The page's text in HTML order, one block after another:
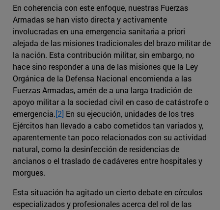
En coherencia con este enfoque, nuestras Fuerzas
Armadas se han visto directa y activamente
involucradas en una emergencia sanitaria a priori
alejada de las misiones tradicionales del brazo militar de
la nación. Esta contribución militar, sin embargo, no
hace sino responder a una de las misiones que la Ley
Orgánica de la Defensa Nacional encomienda a las
Fuerzas Armadas, amén de a una larga tradición de
apoyo militar a la sociedad civil en caso de catástrofe o
emergencia.[2] En su ejecución, unidades de los tres
Ejércitos han llevado a cabo cometidos tan variados y,
aparentemente tan poco relacionados con su actividad
natural, como la desinfección de residencias de
ancianos o el traslado de cadáveres entre hospitales y
morgues.
Esta situación ha agitado un cierto debate en círculos
especializados y profesionales acerca del rol de las